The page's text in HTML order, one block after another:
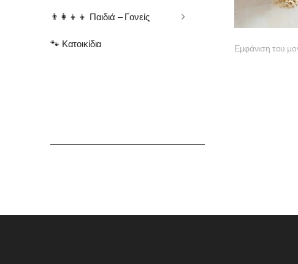
👨‍👩‍👦‍👦 Παιδιά – Γονείς
🐾 Κατοικίδια Εμφάνιση του